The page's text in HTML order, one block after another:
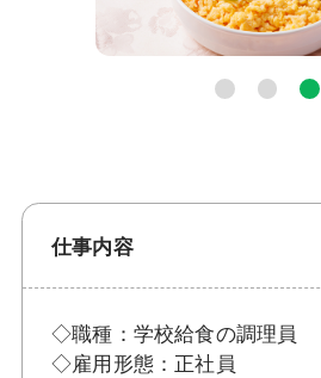
仕事内容
◇職種：学校給食の調理員
◇雇用形態：正社員